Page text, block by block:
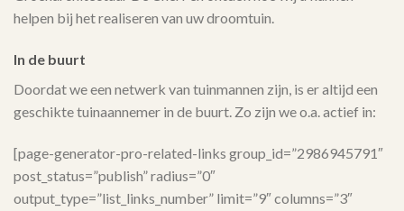
helpen bij het realiseren van uw droomtuin.
In de buurt
Doordat we een netwerk van tuinmannen zijn, is er altijd een
geschikte tuinaannemer in de buurt. Zo zijn we o.a. actief in:
[page-generator-pro-related-links group_id=”2986945791″
post_status=”publish” radius=”0″
output_type=”list_links_number” limit=”9″ columns=”3″